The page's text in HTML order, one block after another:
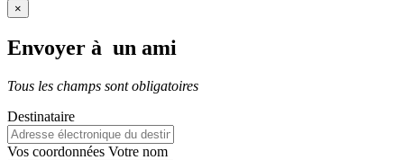
×
Envoyer à un ami
Tous les champs sont obligatoires
Destinataire
Vos coordonnées Votre nom